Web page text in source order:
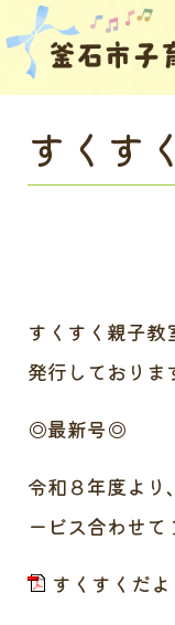
すくす
すくすく親子
発行しておりま
◎最新号◎
令和８年度より
ービス合わせて
すくすくだ